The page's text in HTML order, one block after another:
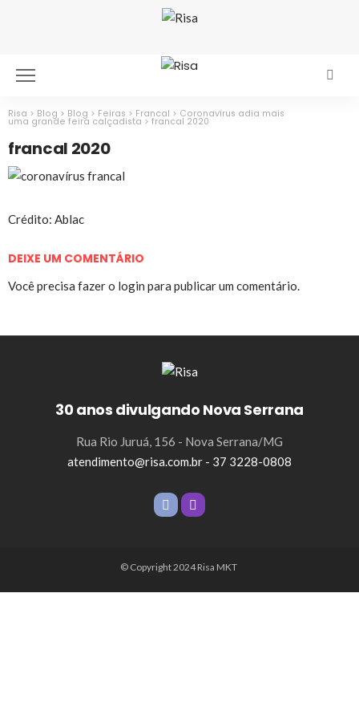
Risa > Blog > Blog > Feiras > Francal > Coronavírus adia mais
uma grande feira calçadista > francal 2020
francal 2020
Crédito: Ablac
DEIXE UM COMENTÁRIO
Você precisa fazer o login para publicar um comentário.
30 anos divulgando Nova Serrana
Rua Rio Juruá, 156 - Nova Serrana/MG
atendimento@risa.com.br - 37 3228-0808
© Copyright 2024 Risa MKT